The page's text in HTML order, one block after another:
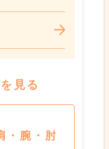
見る
・腕・肘